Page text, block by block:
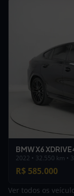
BMW X6
2022 • 32.550 km •
R$ 585.000
Ver todos os